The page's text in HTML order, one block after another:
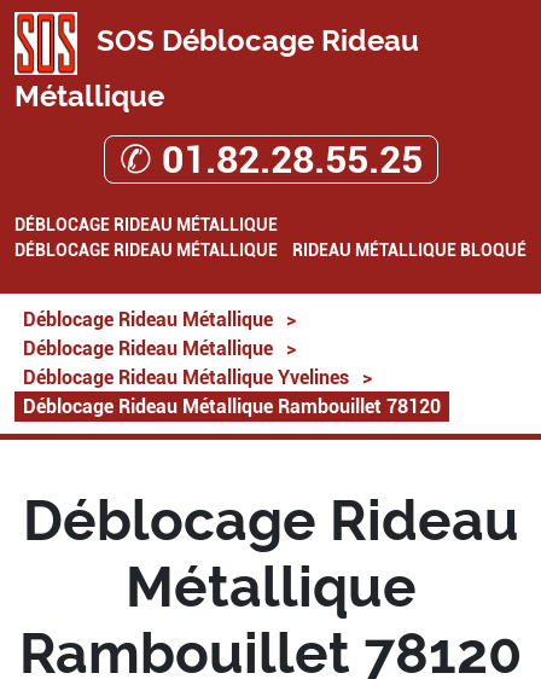
SOS Déblocage Rideau
Métallique
✆ 01.82.28.55.25
DÉBLOCAGE RIDEAU MÉTALLIQUE
DÉBLOCAGE RIDEAU MÉTALLIQUE
RIDEAU MÉTALLIQUE BLOQUÉ
Déblocage Rideau Métallique
>
Déblocage Rideau Métallique
>
Déblocage Rideau Métallique Yvelines
>
Déblocage Rideau Métallique Rambouillet 78120
Déblocage Rideau
Métallique
Rambouillet 78120